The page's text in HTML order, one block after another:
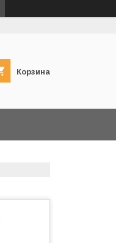
Корзина